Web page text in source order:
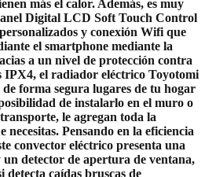
más el calor. Además, es muy
Digital LCD Soft Touch Control
y conexión Wifi que
el smartphone mediante la
a un nivel de protección contra
IPX4, el radiador eléctrico Toyotomi
forma segura lugares de tu hogar
de instalarlo en el muro o
le agregan toda la
Pensando en la eficiencia
convector eléctrico presenta una
un detector de apertura de ventana,
detecta caídas bruscas de